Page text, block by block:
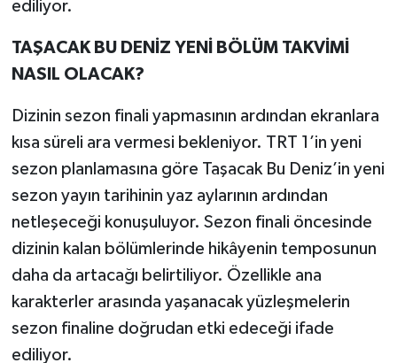
ediliyor.
TAŞACAK BU DENİZ YENİ BÖLÜM TAKVİMİ
NASIL OLACAK?
Dizinin sezon finali yapmasının ardından ekranlara
kısa süreli ara vermesi bekleniyor. TRT 1’in yeni
sezon planlamasına göre Taşacak Bu Deniz’in yeni
sezon yayın tarihinin yaz aylarının ardından
netleşeceği konuşuluyor. Sezon finali öncesinde
dizinin kalan bölümlerinde hikâyenin temposunun
daha da artacağı belirtiliyor. Özellikle ana
karakterler arasında yaşanacak yüzleşmelerin
sezon finaline doğrudan etki edeceği ifade
ediliyor.